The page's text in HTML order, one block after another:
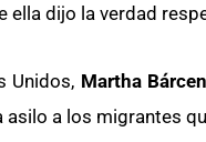
ella dijo la verdad
Unidos, Martha
asilo a los migrantes